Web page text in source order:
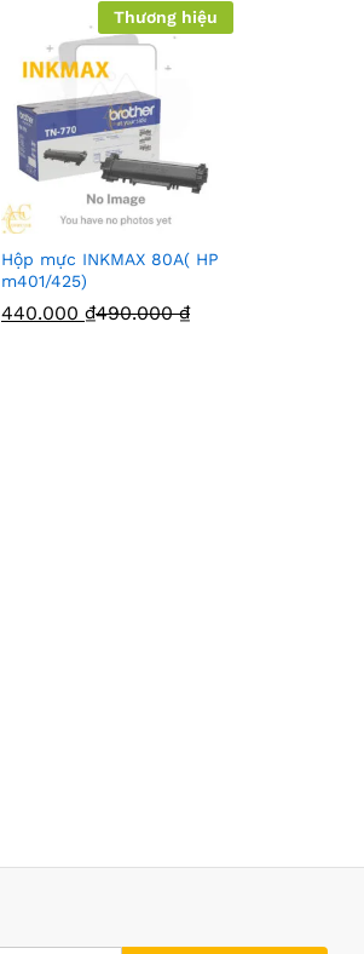
Thương hiệu
Hộp mực INKMAX 80A( HP
m401/425)
440.000 ₫490.000₫